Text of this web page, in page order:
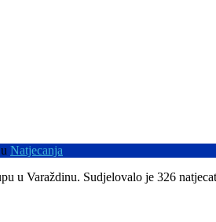
u Natjecanja
u Varaždinu. Sudjelovalo je 326